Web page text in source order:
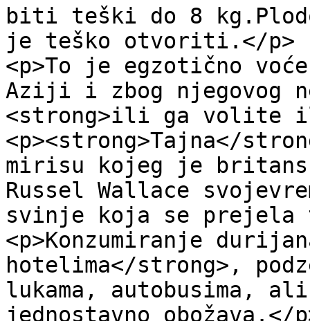
biti teški do 8
je teško otvoriti.</p>
<p>To je egzotično
Aziji i zbog njegovog
<strong>ili ga volite
<p><strong>Tajna</
mirisu kojeg je
Russel Wallace
svinje koja se prejela
<p>Konzumiranje
hotelima</strong>,
lukama, autobusima,
jednostavno obožava.</